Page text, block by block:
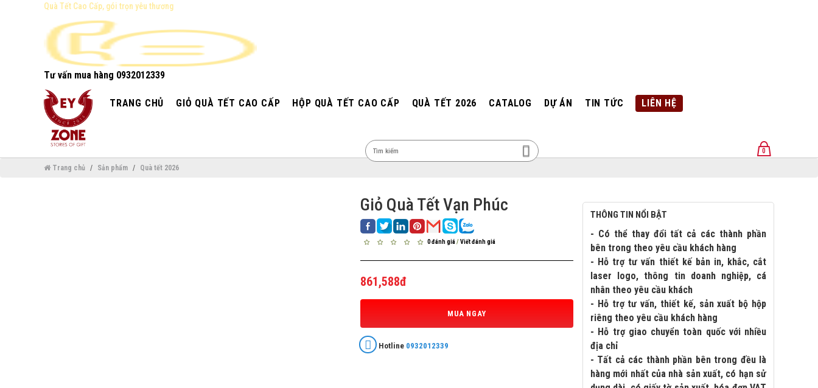
Quà Tết Cao Cấp, gói trọn yêu thương
Tư vấn mua hàng 0932012339
TRANG CHỦ GIỎ QUÀ TẾT CAO CẤP HỘP QUÀ TẾT CAO CẤP QUÀ TẾT 2026 CATALOG DỰ ÁN TIN TỨC LIÊN HỆ
MENU
0
Trang chủ
Sản phẩm Quà tết 2026
Giỏ Quà Tết Vạn Phúc
0 đánh giá/Viết đánh giá
861,588đ
MUA NGAY
Hotline 0932012339
THÔNG TIN NỔI BẬT
- Có thể thay đổi tất cả các thành phần
bên trong theo yêu cầu khách hàng
- Hỗ trợ tư vấn thiết kế bản in, khắc, cắt
laser logo, thông tin doanh nghiệp, cá
nhân theo yêu cầu khách
- Hỗ trợ tư vấn, thiết kế, sản xuất bộ hộp
riêng theo yêu cầu khách hàng
- Hỗ trợ giao chuyển toàn quốc với nhiều
địa chỉ
- Tất cả các thành phần bên trong đều là
hàng mới nhất của nhà sản xuất, có hạn sử